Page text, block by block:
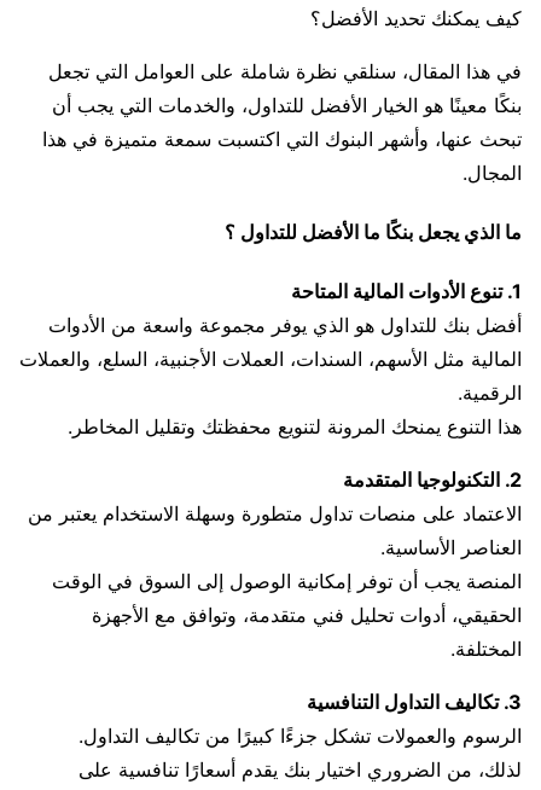
كيف يمكنك تحديد الأفضل؟
في هذا المقال، سنلقي نظرة شاملة على العوامل التي تجعل
بنكًا معينًا هو الخيار الأفضل للتداول، والخدمات التي يجب أن
تبحث عنها، وأشهر البنوك التي اكتسبت سمعة متميزة في هذا
المجال.
ما الذي يجعل بنكًا ما الأفضل للتداول ؟
1. تنوع الأدوات المالية المتاحة
أفضل بنك للتداول هو الذي يوفر مجموعة واسعة من الأدوات
المالية مثل الأسهم، السندات، العملات الأجنبية، السلع، والعملات
الرقمية.
هذا التنوع يمنحك المرونة لتنويع محفظتك وتقليل المخاطر.
2. التكنولوجيا المتقدمة
الاعتماد على منصات تداول متطورة وسهلة الاستخدام يعتبر من
العناصر الأساسية.
المنصة يجب أن توفر إمكانية الوصول إلى السوق في الوقت
الحقيقي، أدوات تحليل فني متقدمة، وتوافق مع الأجهزة
المختلفة.
3. تكاليف التداول التنافسية
الرسوم والعمولات تشكل جزءًا كبيرًا من تكاليف التداول.
لذلك، من الضروري اختيار بنك يقدم أسعارًا تنافسية على